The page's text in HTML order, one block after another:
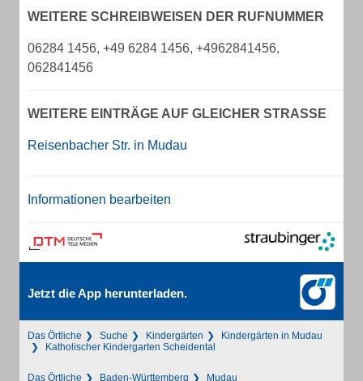
WEITERE SCHREIBWEISEN DER RUFNUMMER
06284 1456, +49 6284 1456, +4962841456,
062841456
WEITERE EINTRÄGE AUF GLEICHER STRASSE
Reisenbacher Str. in Mudau
Informationen bearbeiten
Jetzt die App herunterladen.
Das Örtliche Suche Kindergärten
Kindergärten in Mudau
Katholischer Kindergarten Scheidental
Das Örtliche Baden-Württemberg Mudau